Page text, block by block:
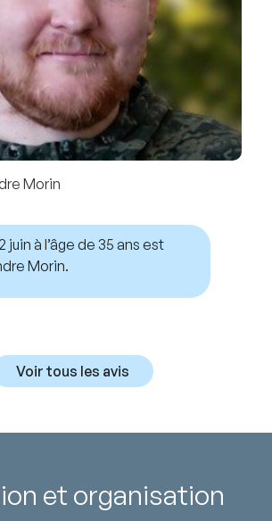
Morin
juin à l’âge de 35 ans est
Morin.
Voir tous les avis
et organisation